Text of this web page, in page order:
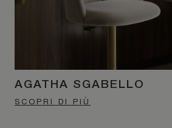
AGATHA SGABELLO
SCOPRI DI PIÙ